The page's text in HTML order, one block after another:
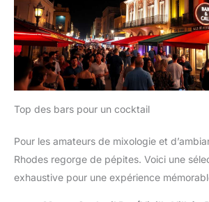
Top des bars pour un cocktail
Pour les amateurs de mixologie et
Rhodes regorge de pépites. Voici une
exhaustive pour une expérience